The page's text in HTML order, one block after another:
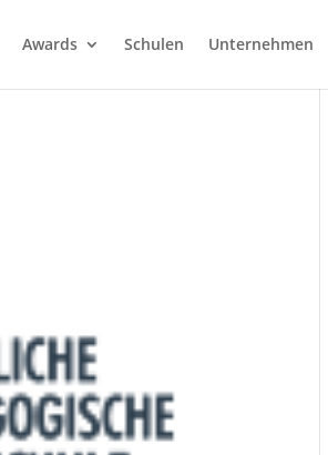
Awards Schulen Unternehmen